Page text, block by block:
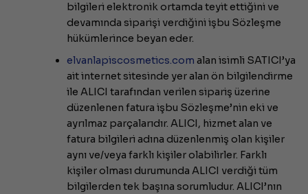
bilgileri elektronik ortamda teyit ettiğini ve
devamında siparişi verdiğini işbu Sözleşme
hükümlerince beyan eder.
elvanlapiscosmetics.com alan isimli SATICI’ya
ait internet sitesinde yer alan ön bilgilendirme
ile ALICI tarafından verilen sipariş üzerine
düzenlenen fatura işbu Sözleşme’nin eki ve
ayrılmaz parçalarıdır. ALICI, hizmet alan ve
fatura bilgileri adına düzenlenmiş olan kişiler
aynı ve/veya farklı kişiler olabilirler. Farklı
kişiler olması durumunda ALICI verdiği tüm
bilgilerden tek başına sorumludur. ALICI’nın